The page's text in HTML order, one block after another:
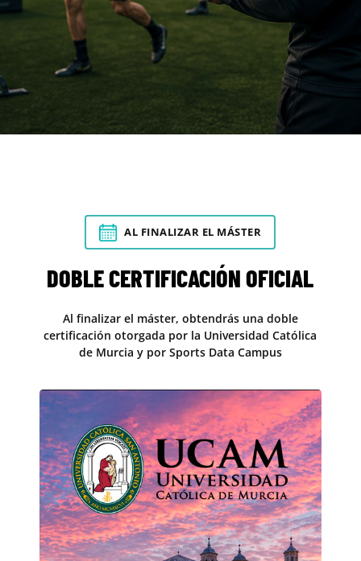
AL FINALIZAR EL MÁSTER
DOBLE CERTIFICACIÓN OFICIAL
Al finalizar el máster, obtendrás una doble
certificación otorgada por la Universidad Católica
de Murcia y por Sports Data Campus
CERTIFICACIÓN OFICIAL UCAM
En UCAM contamos con más de 20 años de
experiencia en la enseñanza académica,